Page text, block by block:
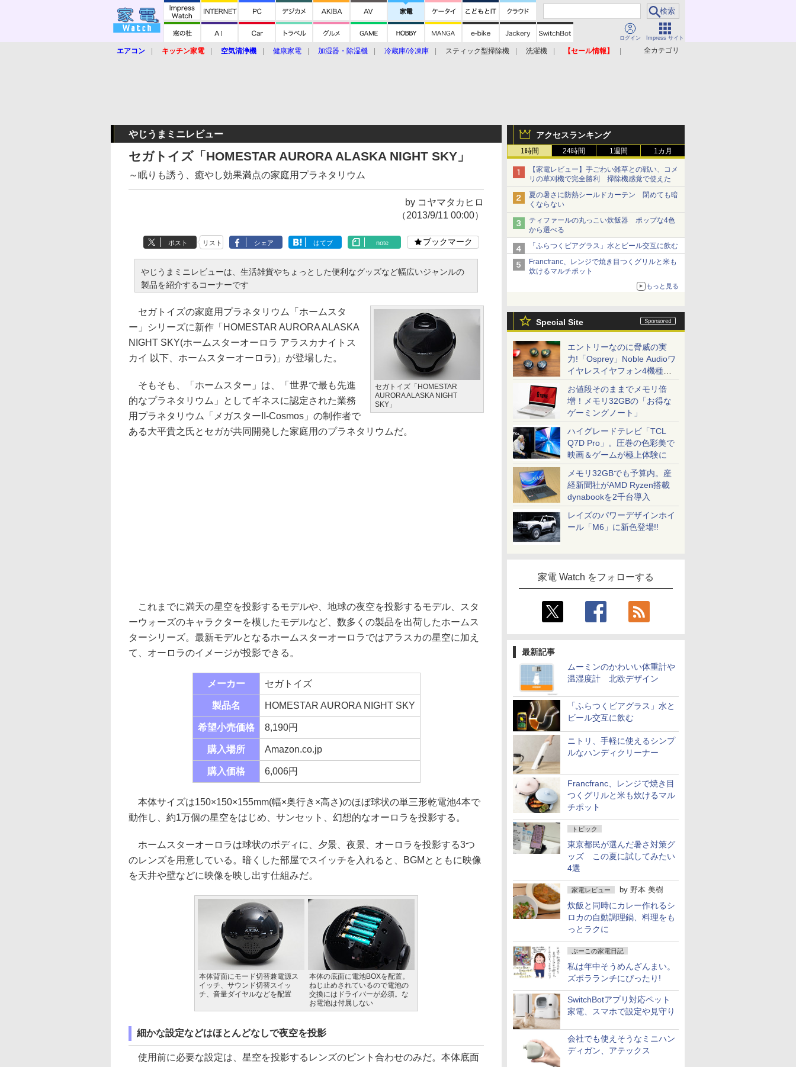
ログイン Impress サイト
全カテゴリ
エアコン キッチン家電 空気清浄機 健康家電 加湿器・除湿機 冷蔵庫/冷凍庫 スティック型掃除機 洗濯機
【セール情報】
アクセスランキング
1時間 24時間 1週間 1カ月
【家電レビュー】手ごわい雑草との戦い、コメ
リの草刈機で完全勝利 掃除機感覚で使えた
夏の暑さに防熱シールドカーテン 閉めても暗
くならない
ティファールの丸っこい炊飯器 ポップな4色
から選べる
「ふらつくビアグラス」水とビール交互に飲む
Francfranc、レンジで焼き目つくグリルと米も
炊けるマルチポット
もっと見る
Special Site
エントリーなのに脅威の実
力!「Osprey」Noble Audioワ
イヤレスイヤフォン4機種を
一気に聴く
お値段そのままでメモリ倍
増！メモリ32GBの「お得な
ゲーミングノート」
ハイグレードテレビ「TCL
Q7D Pro」。圧巻の色彩美で
映画＆ゲームが極上体験に
メモリ32GBでも予算内。産
経新聞社がAMD Ryzen搭載
dynabookを2千台導入
レイズのパワーデザインホイ
ール「M6」に新色登場!!
家電 Watch をフォローする
最新記事
ムーミンのかわいい体重計や
温湿度計 北欧デザイン
「ふらつくビアグラス」水と
ビール交互に飲む
ニトリ、手軽に使えるシンプ
ルなハンディクリーナー
Francfranc、レンジで焼き目
つくグリルと米も炊けるマル
チポット
トピック
東京都民が選んだ暑さ対策グ
ッズ この夏に試してみたい
4選
家電レビュー by 野本 美樹
炊飯と同時にカレー作れるシ
ロカの自動調理鍋、料理をも
っとラクに
ぷーこの家電日記
私は年中そうめんざんまい。
ズボラランチにぴったり!
SwitchBotアプリ対応ペット
家電、スマホで設定や見守り
会社でも使えそうなミニハン
ディガン、アテックス
やじうまミニレビュー
セガトイズ「HOMESTAR AURORA ALASKA NIGHT SKY」
～眠りも誘う、癒やし効果満点の家庭用プラネタリウム
by コヤマタカヒロ
（2013/9/11 00:00）
ポスト リスト シェア はてブ note ブックマーク
やじうまミニレビューは、生活雑貨やちょっとした便利なグッズなど幅広いジャンルの
製品を紹介するコーナーです
セガトイズ「HOMESTAR
AURORA ALASKA NIGHT
SKY」
セガトイズの家庭用プラネタリウム「ホームスタ
ー」シリーズに新作「HOMESTAR AURORA ALASKA
NIGHT SKY(ホームスターオーロラ アラスカナイトス
カイ 以下、ホームスターオーロラ)」が登場した。
そもそも、「ホームスター」は、「世界で最も先進
的なプラネタリウム」としてギネスに認定された業務
用プラネタリウム「メガスターII-Cosmos」の制作者で
ある大平貴之氏とセガが共同開発した家庭用のプラネタリウムだ。
これまでに満天の星空を投影するモデルや、地球の夜空を投影するモデル、スタ
ーウォーズのキャラクターを模したモデルなど、数多くの製品を出荷したホームス
ターシリーズ。最新モデルとなるホームスターオーロラではアラスカの星空に加え
て、オーロラのイメージが投影できる。
メーカー セガトイズ
製品名 HOMESTAR AURORA NIGHT SKY
希望小売価格 8,190円
購入場所 Amazon.co.jp
購入価格 6,006円
本体サイズは150×150×155mm(幅×奥行き×高さ)のほぼ球状の単三形乾電池4本で
動作し、約1万個の星空をはじめ、サンセット、幻想的なオーロラを投影する。
ホームスターオーロラは球状のボディに、夕景、夜景、オーロラを投影する3つ
のレンズを用意している。暗くした部屋でスイッチを入れると、BGMとともに映像
を天井や壁などに映像を映し出す仕組みだ。
本体背面にモード切替兼電源ス
イッチ、サウンド切替スイッ
チ、音量ダイヤルなどを配置
本体の底面に電池BOXを配置。
ねじ止めされているので電池の
交換にはドライバーが必須。な
お電池は付属しない
細かな設定などはほとんどなしで夜空を投影
使用前に必要な設定は、星空を投影するレンズのピント合わせのみだ。本体底面